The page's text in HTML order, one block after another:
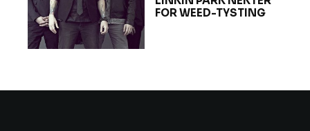
FOR WEED-TYSTING